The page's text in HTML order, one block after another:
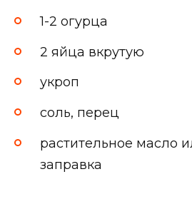
1-2 огурца
2 яйца вкрутую
укроп
соль, перец
растительное масло
заправка